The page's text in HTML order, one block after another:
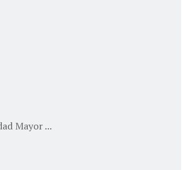
Mayor ...